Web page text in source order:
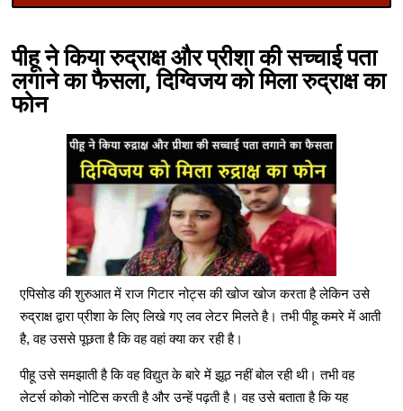
पीहू ने किया रुद्राक्ष और प्रीशा की सच्चाई पता
लगाने का फैसला, दिग्विजय को मिला रुद्राक्ष का
फोन
एपिसोड की शुरुआत में राज गिटार नोट्स की खोज खोज करता है लेकिन उसे
रुद्राक्ष द्वारा प्रीशा के लिए लिखे गए लव लेटर मिलते है। तभी पीहू कमरे में आती
है, वह उससे पूछता है कि वह वहां क्या कर रही है।
पीहू उसे समझाती है कि वह विद्युत के बारे में झूठ नहीं बोल रही थी। तभी वह
लेटर्स कोको नोटिस करती है और उन्हें पढ़ती है। वह उसे बताता है कि यह